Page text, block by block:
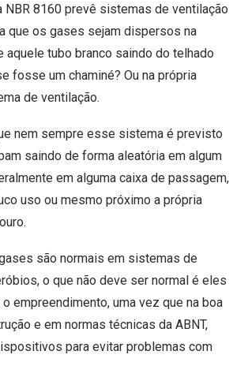
NBR 8160 prevê sistemas de ventilação
que os gases sejam dispersos na
aquele tubo branco saindo do telhado
fosse um chaminé? Ou na própria
de ventilação.
nem sempre esse sistema é previsto
saindo de forma aleatória em algum
em alguma caixa de passagem,
uso ou mesmo próximo a própria
são normais em sistemas de
o que não deve ser normal é eles
empreendimento, uma vez que na boa
e em normas técnicas da ABNT,
para evitar problemas com